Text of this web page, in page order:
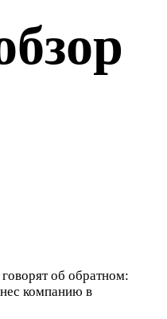
об обратном:
компанию в